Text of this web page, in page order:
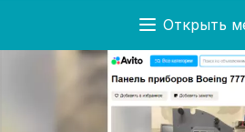
Открыть